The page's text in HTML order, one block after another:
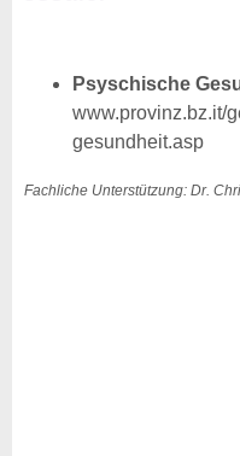
Psyschische
www.provinz.bz.it/
gesundheit.asp
Fachliche Unterstützung: Dr.